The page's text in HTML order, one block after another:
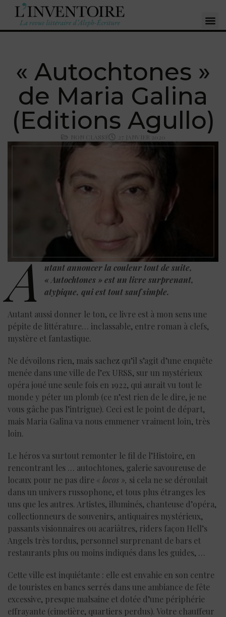
« Autochtones »
de Maria Galina
(Editions Agullo)
NON CLASSÉ 27 JANVIER 2020
A utant annoncer la couleur tout de suite,
« Autochtones » est un livre surprenant,
atypique, qui est tout sauf simple.
Autant aussi donner le ton, ce livre est à mon sens une
pépite de littérature… inclassable, entre roman à clefs,
mystère et fantastique.
Ne dévoilons rien, mais sachez qu’il s’agit d’une enquête
menée dans une ville de l’ex URSS, sur un mystérieux
opéra joué une seule fois en 1922, qui aurait vu tout le
monde y péter un plomb (ce n’est rien de le dire, je ne
vous gâche pas l’intrigue). Ceci est le point de départ,
mais Maria Galina va nous emmener vraiment loin, très
loin.
Le héros va surtout remonter le fil de l’Histoire, en
rencontrant les … autochtones, galerie savoureuse de
locaux pour ne pas dire « locos », si cela ne se déroulait
dans un univers russophone, et tous plus étranges les
uns que les autres. Artistes, illuminés, chanteuse d’opéra,
collectionneurs de souvenirs, antiquaires mystérieux,
passants visionnaires ou acariâtres, riders façon Hell’s
Angels très tordus, personnel surprenant de bars et
restaurants plus ou moins indiqués dans les guides, …
Cette ville est inquiétante : elle est envahie en son centre
de touristes en bancs serrés dans une ambiance de fête
excessive, presque malsaine et dotée d’une périphérie
effrayante (cimetière, quartiers perdus). Votre chauffeur